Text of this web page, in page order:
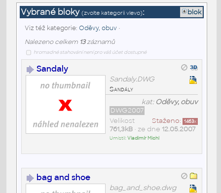
Vybrané bloky (zvolte kategorii vlevo): blok
Viz též kategorie: Oděvy, obuv•
Nalezeno celkem 13záznamů
hromadné stahování není pro váš účet dostupné
Sandaly
Sandaly.DWG
Sandály
kat: Oděvy, obuv
DWG2007
Staženo: 1463x
Velikost
761,3kB• ze dne 12.05.2007
Umístil:Vladimír Michl
bag and shoe
bag_and_shoe.dwg